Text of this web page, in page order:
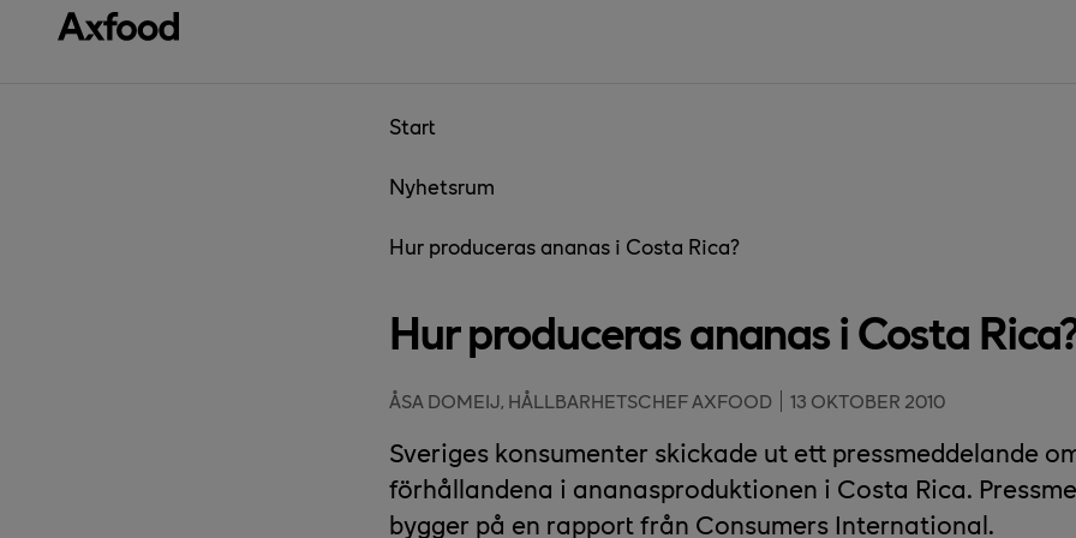
Gå direkt till innehåll
Start
Nyhetsrum
Hur produceras ananas i Costa Rica?
Hur produceras ananas i Costa
ÅSA DOMEIJ, HÅLLBARHETSCHEF AXFOOD 13 OKTOBER 2010
Sveriges konsumenter skickade ut ett pressmeddelande
förhållandena i ananasproduktionen i Costa Rica.
bygger på en rapport från Consumers International.